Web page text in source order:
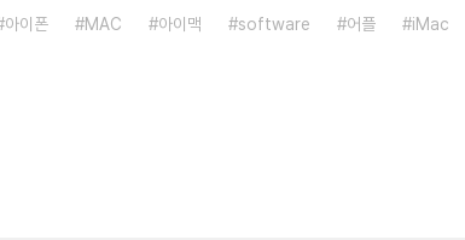
아이폰 MAC 아이맥 software 어플 iMac